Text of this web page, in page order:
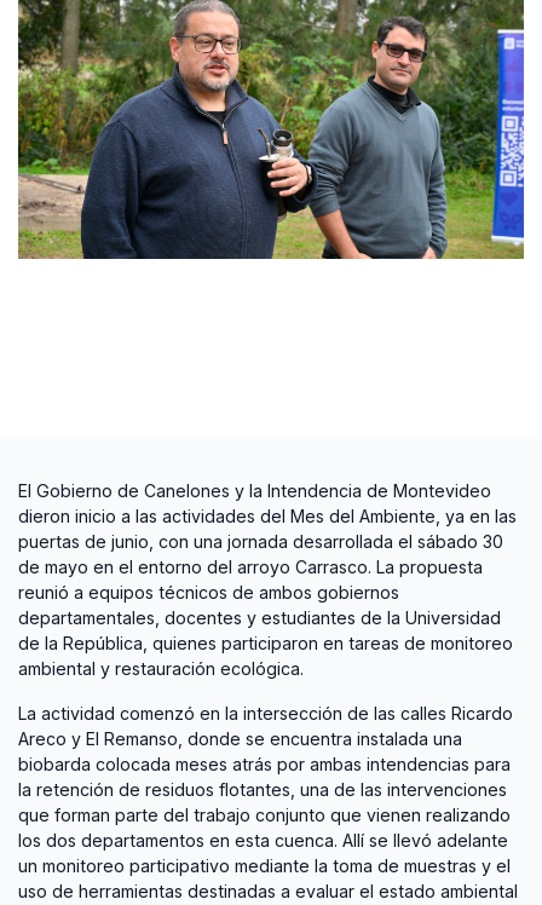
El Gobierno de Canelones y la Intendencia de Montevideo
dieron inicio a las actividades del Mes del Ambiente, ya en las
puertas de junio, con una jornada desarrollada el sábado 30
de mayo en el entorno del arroyo Carrasco. La propuesta
reunió a equipos técnicos de ambos gobiernos
departamentales, docentes y estudiantes de la Universidad
de la República, quienes participaron en tareas de monitoreo
ambiental y restauración ecológica.
La actividad comenzó en la intersección de las calles Ricardo
Areco y El Remanso, donde se encuentra instalada una
biobarda colocada meses atrás por ambas intendencias para
la retención de residuos flotantes, una de las intervenciones
que forman parte del trabajo conjunto que vienen realizando
los dos departamentos en esta cuenca. Allí se llevó adelante
un monitoreo participativo mediante la toma de muestras y el
uso de herramientas destinadas a evaluar el estado ambiental